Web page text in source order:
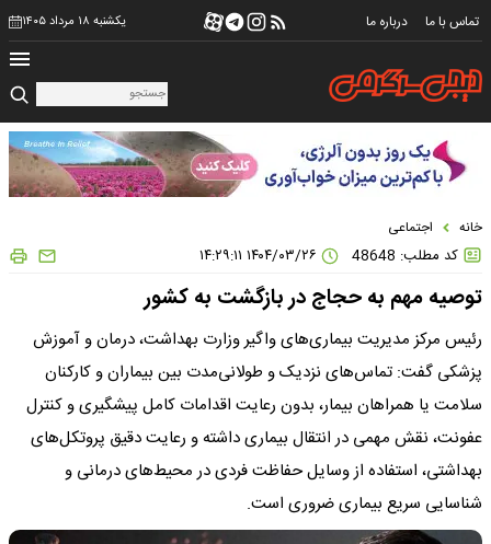
تماس با ما درباره ما یکشنبه ۱۸ مرداد ۱۴۰۵
خانه اجتماعی
کد مطلب: 48648
توصیه مهم به حجاج در بازگشت به کشور
رئیس مرکز مدیریت بیماری‌های واگیر وزارت بهداشت، درمان و آموزش
پزشکی گفت: تماس‌های نزدیک و طولانی‌مدت بین بیماران و کارکنان
سلامت یا همراهان بیمار، بدون رعایت اقدامات کامل پیشگیری و کنترل
عفونت، نقش مهمی در انتقال بیماری داشته و رعایت دقیق پروتکل‌های
بهداشتی، استفاده از وسایل حفاظت فردی در محیط‌های درمانی و
شناسایی سریع بیماری ضروری است.